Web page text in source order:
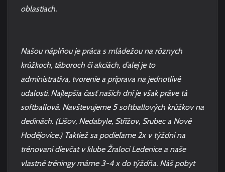
oblastiach.
Našou náplňou je práca s mládežou na rôznych
krúžkoch, táboroch či akciách, ďalej je to
administratíva, tvorenie a príprava na jednotlivé
udalosti. Najlepšia časť našich dní je však práve tá
softballová. Navštevujeme 5 softballových krúžkov na
dedinách. (Lišov, Nedabyle, Střížov, Srubec a Nové
Hodějovice.) Taktiež sa podieľame 2x v týždni na
trénovaní dievčat v klube Žraloci Ledenice a naše
vlastné tréningy máme 3-4 x do týždňa. Náš pobyt